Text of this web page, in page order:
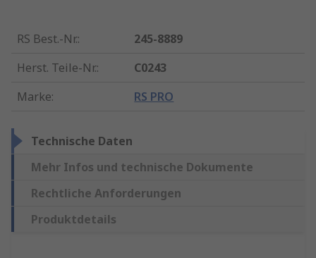
RS Best.-Nr.:
245-8889
Herst. Teile-Nr.:
C0243
Marke: RS PRO
Technische Daten
Mehr Infos und technische Dokumente
Rechtliche Anforderungen
Produktdetails